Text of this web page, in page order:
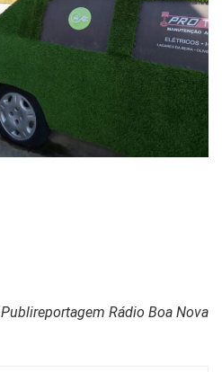
Publireportagem Rádio Boa Nova